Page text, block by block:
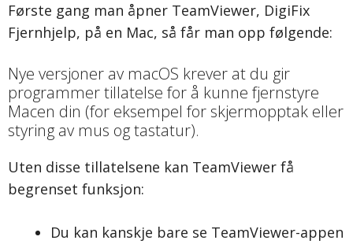
Første gang man åpner TeamViewer, DigiFix
Fjernhjelp, på en Mac, så får man opp følgende:
Nye versjoner av macOS krever at du gir
programmer tillatelse for å kunne fjernstyre
Macen din (for eksempel for skjermopptak eller
styring av mus og tastatur).
Uten disse tillatelsene kan TeamViewer få
begrenset funksjon:
Du kan kanskje bare se TeamViewer-appen